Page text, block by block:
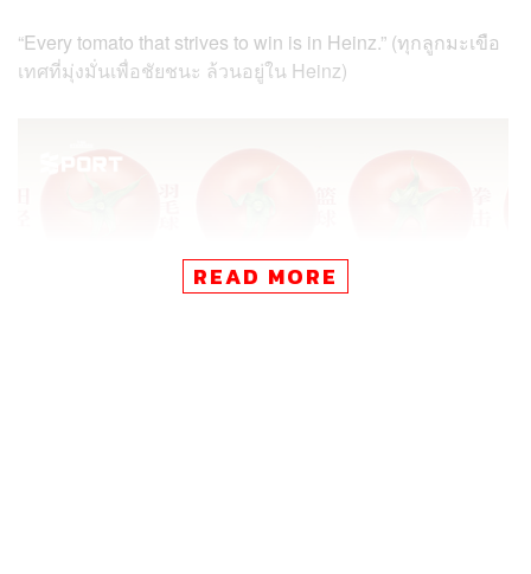
“Every tomato that strives to win is in Heinz.” (ทุกลูกมะเขือ
เทศที่มุ่งมั่นเพื่อชัยชนะ ล้วนอยู่ใน Heinz)
READ MORE